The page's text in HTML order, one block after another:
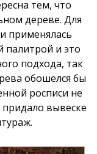
тем, что
дереве. Для
применялась
палитрой и это
подхода, так
обошелся бы
росписи не
вывеске